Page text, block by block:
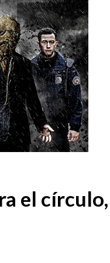
el círculo,